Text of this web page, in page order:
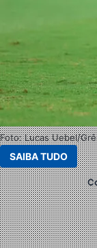
Foto: Lucas Uebel/
SAIBA TUDO